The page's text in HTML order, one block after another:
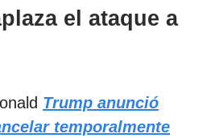
el ataque a
Trump anunció
temporalmente